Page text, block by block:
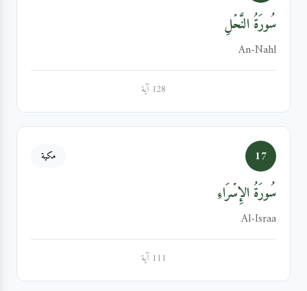
سُورَةُ النَّحۡلِ
An-Nahl
128 آية
17 مكية
سُورَةُ الإِسۡرَاءِ
Al-Israa
111 آية